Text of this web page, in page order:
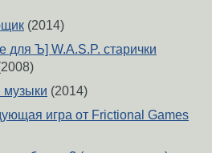
(2014)
для Ъ] W.A.S.P. старички
музыки (2014)
игра от Frictional Games